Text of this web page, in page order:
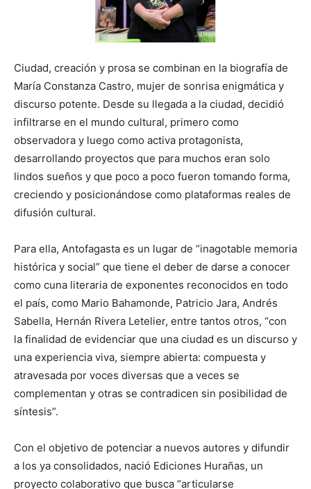
Ciudad, creación y prosa se combinan en la biografía de
María Constanza Castro, mujer de sonrisa enigmática y
discurso potente. Desde su llegada a la ciudad, decidió
infiltrarse en el mundo cultural, primero como
observadora y luego como activa protagonista,
desarrollando proyectos que para muchos eran solo
lindos sueños y que poco a poco fueron tomando forma,
creciendo y posicionándose como plataformas reales de
difusión cultural.
Para ella, Antofagasta es un lugar de “inagotable memoria
histórica y social” que tiene el deber de darse a conocer
como cuna literaria de exponentes reconocidos en todo
el país, como Mario Bahamonde, Patricio Jara, Andrés
Sabella, Hernán Rivera Letelier, entre tantos otros, “con
la finalidad de evidenciar que una ciudad es un discurso y
una experiencia viva, siempre abierta: compuesta y
atravesada por voces diversas que a veces se
complementan y otras se contradicen sin posibilidad de
síntesis”.
Con el objetivo de potenciar a nuevos autores y difundir
a los ya consolidados, nació Ediciones Hurañas, un
proyecto colaborativo que busca “articularse